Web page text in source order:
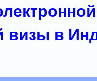
визы в